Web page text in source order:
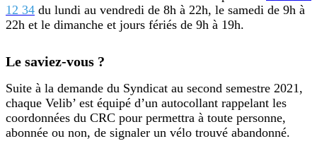
12 34 du lundi au vendredi de 8h à 22h, le samedi de 9h à
22h et le dimanche et jours fériés de 9h à 19h.
Le saviez-vous ?
Suite à la demande du Syndicat au second semestre 2021,
chaque Velib’ est équipé d’un autocollant rappelant les
coordonnées du CRC pour permettra à toute personne,
abonnée ou non, de signaler un vélo trouvé abandonné.